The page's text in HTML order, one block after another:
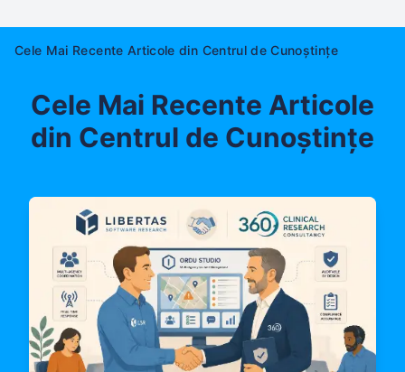
Cele Mai Recente Articole din Centrul de Cunoștințe
Cele Mai Recente Articole
din Centrul de Cunoștințe